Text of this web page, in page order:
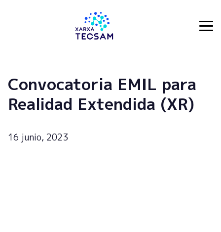
Convocatoria EMIL para
Realidad Extendida (XR)
16 junio, 2023